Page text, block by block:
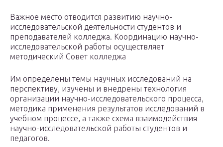
Важное место отводится развитию научно-
исследовательской деятельности студентов и
преподавателей колледжа. Координацию научно-
исследовательской работы осуществляет
методический Совет колледжа
Им определены темы научных исследований на
перспективу, изучены и внедрены технология
организации научно-исследовательского процесса,
методика применения результатов исследований в
учебном процессе, а также схема взаимодействия
научно-исследовательской работы студентов и
педагогов.